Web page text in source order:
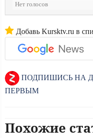
Нет голосов
Добавь Kursktv.ru в
ПОДПИШИСЬ НА
ПЕРВЫМ
Похожие